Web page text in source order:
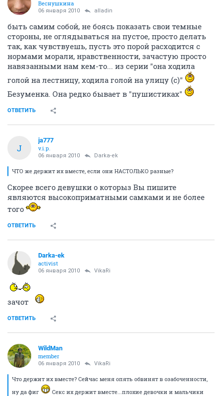
Веснушкина
06 января 2010 alladin
быть самим собой, не боясь показать свои темные
стороны, не оглядываться на пустое, просто делать
так, как чувствуешь, пусть это порой расходится с
нормами морали, нравственности, зачастую просто
навязанными нам кем-то... из серии "она ходила
голой на лестницу, ходила голой на улицу (с)"
Безуменка. Она редко бывает в "пушистиках"
ОТВЕТИТЬ
J
ja777
v.i.p.
06 января 2010 Darka-ek
ЧТО же держит их вместе, если они НАСТОЛЬКО разные?
Скорее всего девушки о которыз Вы пишите
являются высокоприматными самками и не более
того
ОТВЕТИТЬ
Darka-ek
activist
06 января 2010 VikaRi
зачот
ОТВЕТИТЬ
WildMan
member
06 января 2010 VikaRi
Что держит их вместе? Сейчас меня опять обвинят в озабоченности,
ну да фиг
Секс их держит вместе...плохие девочки и мальчики